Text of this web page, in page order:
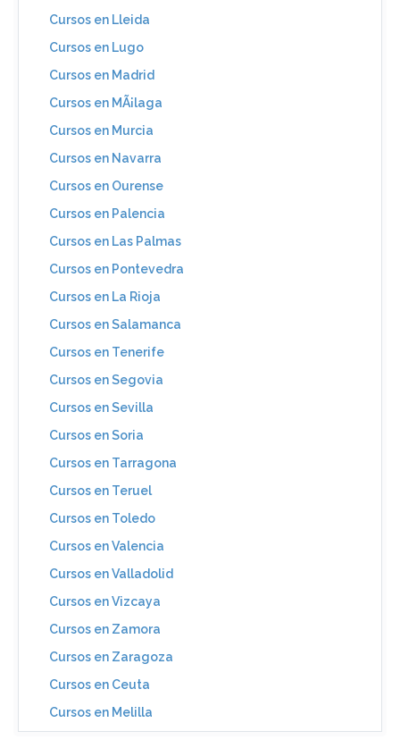
Cursos en Lleida
Cursos en Lugo
Cursos en Madrid
Cursos en MÃ¡laga
Cursos en Murcia
Cursos en Navarra
Cursos en Ourense
Cursos en Palencia
Cursos en Las Palmas
Cursos en Pontevedra
Cursos en La Rioja
Cursos en Salamanca
Cursos en Tenerife
Cursos en Segovia
Cursos en Sevilla
Cursos en Soria
Cursos en Tarragona
Cursos en Teruel
Cursos en Toledo
Cursos en Valencia
Cursos en Valladolid
Cursos en Vizcaya
Cursos en Zamora
Cursos en Zaragoza
Cursos en Ceuta
Cursos en Melilla